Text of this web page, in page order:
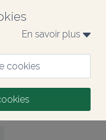
En savoir plus
cookies